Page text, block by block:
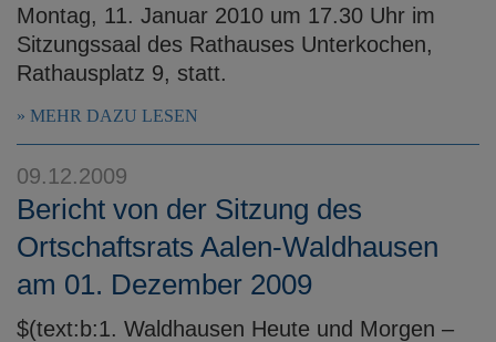
Montag, 11. Januar 2010 um 17.30 Uhr im
Sitzungssaal des Rathauses Unterkochen,
Rathausplatz 9, statt.
MEHR DAZU LESEN
09.12.2009
Bericht von der Sitzung des
Ortschaftsrats Aalen-Waldhausen
am 01. Dezember 2009
$(text:b:1. Waldhausen Heute und Morgen –